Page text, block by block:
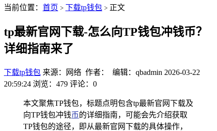
当前位置： 首页 > 下载tp钱包 > 正文
tp最新官网下载-怎么向TP钱包冲钱币？
详细指南来了
下载tp钱包 来源：网络 作者： 编辑：qbadmin 2026-03-22
20:59:24 浏览：479 评论：0
本文聚焦TP钱包，标题点明包含tp最新官网下载及
向TP钱包冲钱币的详细指南，可能会先介绍获取
TP钱包的途径，即从最新官网下载的具体操作，